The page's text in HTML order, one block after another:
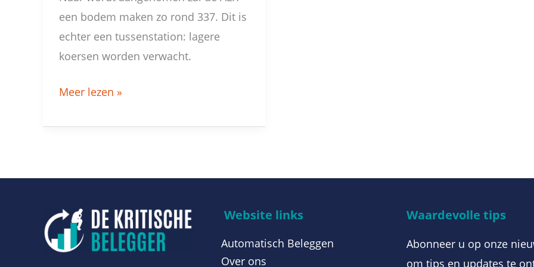
een bodem maken zo rond 337. Dit is
echter een tussenstation: lagere
koersen worden verwacht.
Meer lezen »
Website links
Automatisch Beleggen
Over ons
Waardevolle tips
Abonneer u op onze
om tips en updates te